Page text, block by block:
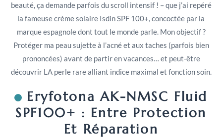
beauté, ça demande parfois du scroll intensif ! – que j’ai repéré
la fameuse crème solaire Isdin SPF 100+, concoctée par la
marque espagnole dont tout le monde parle. Mon objectif ?
Protéger ma peau sujette à l’acné et aux taches (parfois bien
prononcées) avant de partir en vacances… et peut-être
découvrir LA perle rare alliant indice maximal et fonction soin.
Eryfotona AK-NMSC Fluid
SPF100+ : Entre Protection
Et Réparation